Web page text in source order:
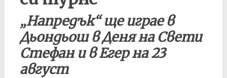
„Напредък“ ще играе в
Дьондьош в Деня на Свети
Стефан и в Егер на 23
август